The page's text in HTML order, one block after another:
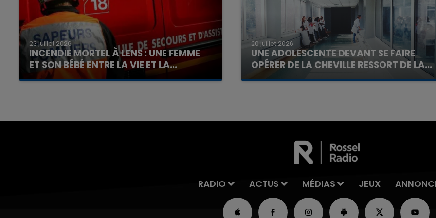
23 juillet 2026
INCENDIE MORTEL À LENS : UNE FEMME
ET SON BÉBÉ ENTRE LA VIE ET LA...
Un homme s'est immolé par le feu après avoir
20 juillet 2026
UNE ADOLESCENTE DEVANT SE FAIRE
OPÉRER DE LA CHEVILLE RESSORT DE LA...
La famille a porté plainte contre la clinique qui a
RADIO ACTUS MÉDIAS JEUX